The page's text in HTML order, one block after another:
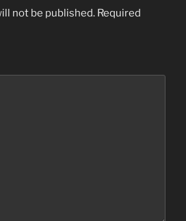
not be published. Required